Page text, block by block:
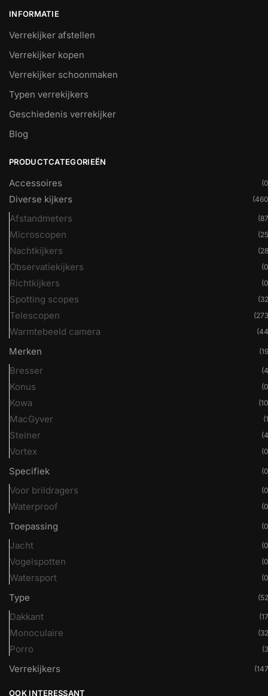
INFORMATIE
Verrekijker afstellen
Verrekijker kopen
Verrekijker schoonmaken
Typen verrekijkers
Geschiedenis verrekijker
Blog
PRODUCTCATEGORIEËN
Accessoires
Diverse kijkers
Afstandmeters
Microscopen
Nachtkijkers
Observatiekijkers
Richtkijkers
Spotting scopes
Telescopen
Warmtebeeld camera
Merken
Bresser
Konus
Kowa
MacGyver
Steiner
Vortex
Specifiek
Voor brildragers
Waterproof
Toepassing
Jacht
Vogelspotten
Watersport
Type
Dakkant
Monoculaire
Porro
Verrekijkers
OOK INTERESSANT